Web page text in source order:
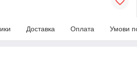
Доставка Оплата Умови